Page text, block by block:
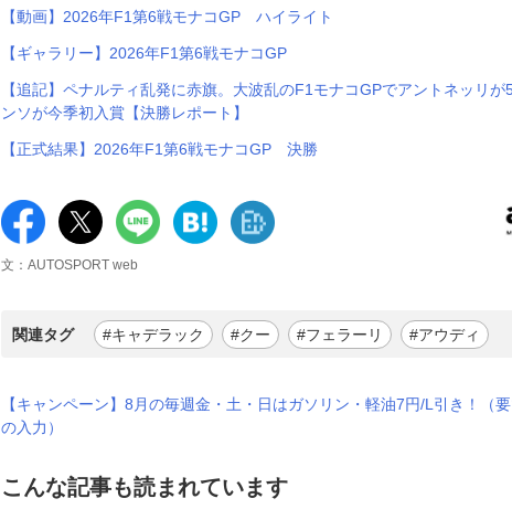
【動画】2026年F1第6戦モナコGP ハイライト
【ギャラリー】2026年F1第6戦モナコGP
【追記】ペナルティ乱発に赤旗。大波乱のF1モナコGPでアントネッリ
ンソが今季初入賞【決勝レポート】
【正式結果】2026年F1第6戦モナコGP 決勝
文：AUTOSPORT web
関連タグ #キャデラック #クー #フェラーリ #アウディ
【キャンペーン】8月の毎週金・土・日はガソリン・軽油7円/L引き！（
の入力）
こんな記事も読まれています